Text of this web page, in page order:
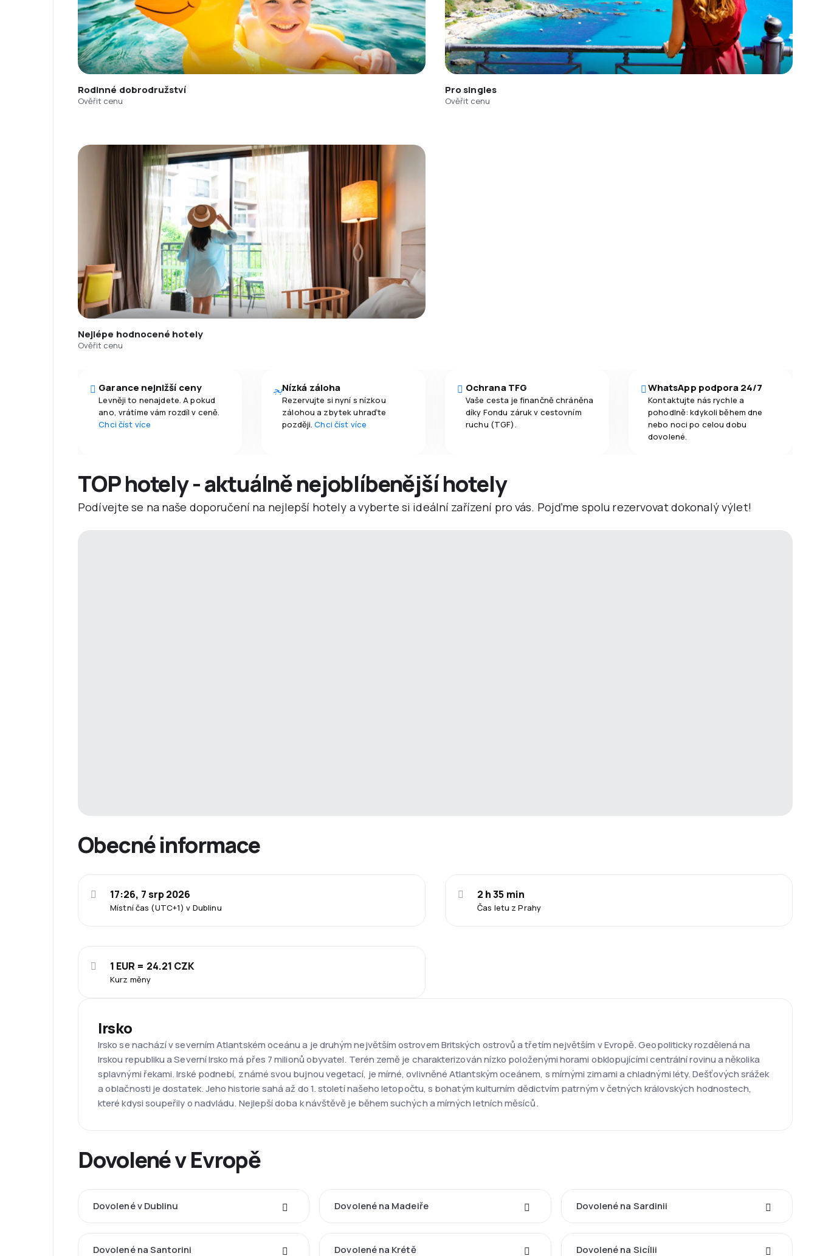
Rodinné dobrodružství
Ověřit cenu
Pro singles
Ověřit cenu
Nejlépe hodnocené hotely
Ověřit cenu
Garance nejnižší ceny
Levněji to nenajdete. A pokud
ano, vrátíme vám rozdíl v ceně.
Chci číst více
Nízká záloha
Rezervujte si nyní s nízkou
zálohou a zbytek uhraďte
později.Chci číst více
Ochrana TFG
Vaše cesta je finančně chráněna
díky Fondu záruk v cestovním
ruchu (TGF).
WhatsApp podpora 24/7
Kontaktujte nás rychle a
pohodlně: kdykoli během dne
nebo noci po celou dobu
dovolené.
TOP hotely - aktuálně nejoblíbenější hotely
Podívejte se na naše doporučení na nejlepší hotely a vyberte si ideální zařízení pro vás. Pojďme spolu rezervovat dokonalý výlet!
Obecné informace
Místní čas (UTC+1) v Dublinu
17:26, 7 srp 2026
Čas letu z Prahy
2 h 35 min
Kurz měny
1 EUR = 24.21 CZK
Irsko
Irsko se nachází v severním Atlantském oceánu a je druhým největším ostrovem Britských ostrovů a třetím největším v Evropě. Geopoliticky rozdělená na
Irskou republiku a Severní Irsko má přes 7 milionů obyvatel. Terén země je charakterizován nízko položenými horami obklopujícími centrální rovinu a několika
splavnými řekami. Irské podnebí, známé svou bujnou vegetací, je mírné, ovlivněné Atlantským oceánem, s mírnými zimami a chladnými léty. Dešťových srážek
a oblačnosti je dostatek. Jeho historie sahá až do 1. století našeho letopočtu, s bohatým kulturním dědictvím patrným v četných královských hodnostech,
které kdysi soupeřily o nadvládu. Nejlepší doba k návštěvě je během suchých a mírných letních měsíců.
Dovolené v Evropě
Dovolené v Dublinu Dovolené na Madeiře Dovolené na Sardinii
Dovolené na Santorini Dovolené na Krétě Dovolené na Sicílii